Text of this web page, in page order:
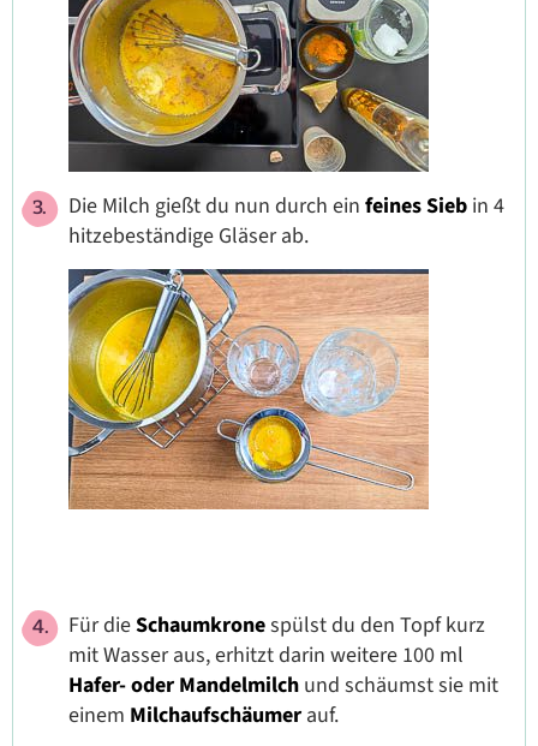
Die Milch gießt du nun durch ein feines Sieb in 4
hitzebeständige Gläser ab.
Für dieSchaumkronespülst du den Topf kurz
mit Wasser aus, erhitzt darin weitere 100 ml
Hafer- oder Mandelmilch und schäumst sie mit
einem Milchaufschäumer auf.